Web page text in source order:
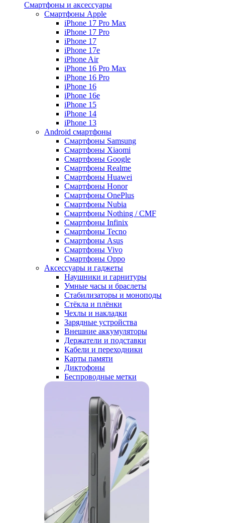
Смартфоны и аксессуары
Смартфоны Apple
iPhone 17 Pro Max
iPhone 17 Pro
iPhone 17
iPhone 17e
iPhone Air
iPhone 16 Pro Max
iPhone 16 Pro
iPhone 16
iPhone 16e
iPhone 15
iPhone 14
iPhone 13
Android cмартфоны
Смартфоны Samsung
Смартфоны Xiaomi
Смартфоны Google
Смартфоны Realme
Смартфоны Huawei
Смартфоны Honor
Смартфоны OnePlus
Смартфоны Nubia
Смартфоны Nothing / CMF
Смартфоны Infinix
Смартфоны Tecno
Смартфоны Asus
Смартфоны Vivo
Смартфоны Oppo
Аксессуары и гаджеты
Наушники и гарнитуры
Умные часы и браслеты
Стабилизаторы и моноподы
Стёкла и плёнки
Чехлы и накладки
Зарядные устройства
Внешние аккумуляторы
Держатели и подставки
Кабели и переходники
Карты памяти
Диктофоны
Беспроводные метки